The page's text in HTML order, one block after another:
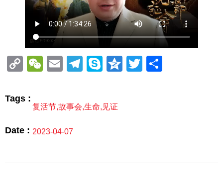
CopyWeChat
EmailTelegram
SkypeQzoneTwitter
Tags :
复活节,故事会,生命, 见证
Date : 2023-04-07